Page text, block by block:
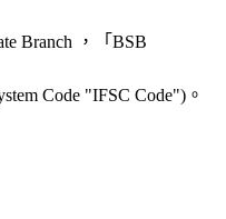
Branch ，「BSB
Code "IFSC Code")。